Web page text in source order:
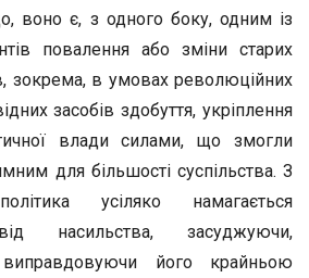
воно є, з одного боку, одним із
повалення або зміни старих
зокрема, в умовах революційних
засобів здобуття, укріплення
влади силами, що змогли
для більшості суспільства. З
усіляко намагається
насильства, засуджуючи,
його крайньою